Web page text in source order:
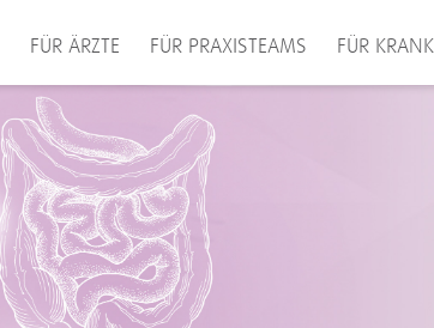
FÜR ÄRZTE FÜR PRAXISTEAMS FÜR